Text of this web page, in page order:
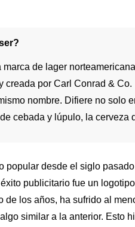
marca de lager
creada por Carl Conrad &
nombre. Difiere no solo
cebada y lúpulo, la cerveza
popular desde el siglo
publicitario fue un
de los años, ha sufrido al
similar a la anterior. Esto